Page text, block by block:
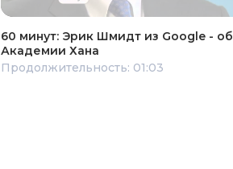
60 минут: Эрик Шмидт из Google - об
Академии Хана
Продолжительность: 01:03